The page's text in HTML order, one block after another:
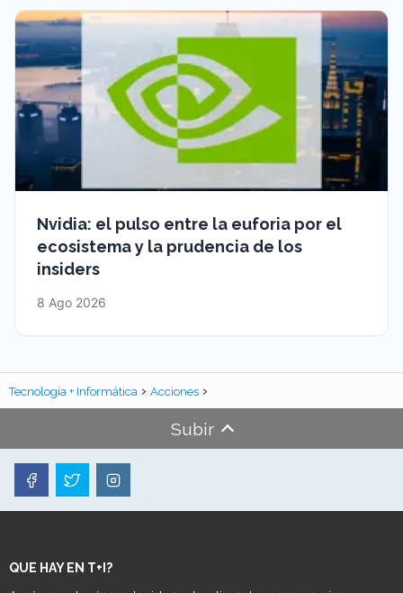
Nvidia: el pulso entre la euforia por el
ecosistema y la prudencia de los
insiders
8 Ago 2026
Tecnología + Informática Acciones
Subir
QUE HAY EN T+I?